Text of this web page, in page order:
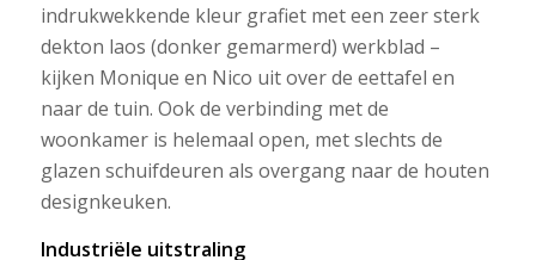
indrukwekkende kleur grafiet met een zeer sterk
dekton laos (donker gemarmerd) werkblad –
kijken Monique en Nico uit over de eettafel en
naar de tuin. Ook de verbinding met de
woonkamer is helemaal open, met slechts de
glazen schuifdeuren als overgang naar de houten
designkeuken.
Industriële uitstraling